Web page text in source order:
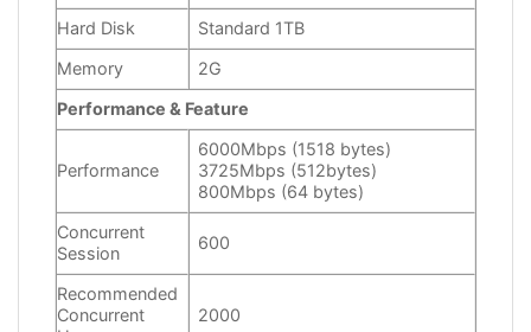
Hard Disk
Standard 1TB
Memory
2G
Performance & Feature
Performance
6000Mbps (1518 bytes)
3725Mbps (512bytes)
800Mbps (64 bytes)
Concurrent
Session
600
Recommended
Concurrent
2000